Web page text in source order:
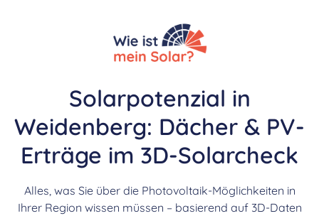
Solarpotenzial in
Weidenberg: Dächer & PV-
Erträge im 3D-Solarcheck
Alles, was Sie über die Photovoltaik-Möglichkeiten in
Ihrer Region wissen müssen – basierend auf 3D-Daten